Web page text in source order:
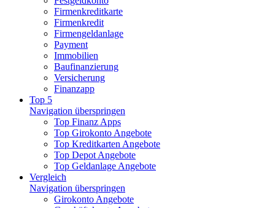
Firmenkreditkarte
Firmenkredit
Firmengeldanlage
Payment
Immobilien
Baufinanzierung
Versicherung
Finanzapp
Top 5
Navigation überspringen
Top Finanz Apps
Top Girokonto Angebote
Top Kreditkarten Angebote
Top Depot Angebote
Top Geldanlage Angebote
Vergleich
Navigation überspringen
Girokonto Angebote